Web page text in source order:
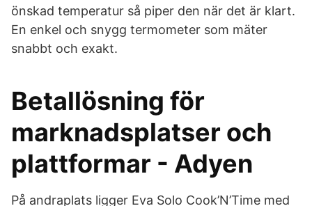
önskad temperatur så piper den när det är klart.
En enkel och snygg termometer som mäter
snabbt och exakt.
Betallösning för
marknadsplatser och
plattformar - Adyen
På andraplats ligger Eva Solo Cook’N’Time med